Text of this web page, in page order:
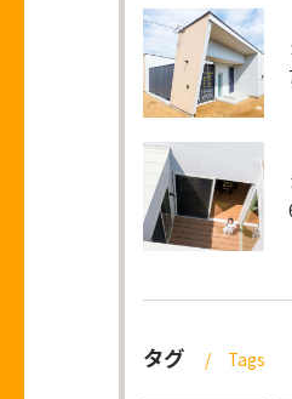
タグ Tags